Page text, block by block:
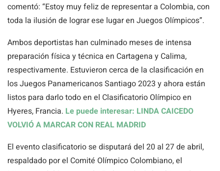
comentó: “Estoy muy feliz de representar a Colombia, con
toda la ilusión de lograr ese lugar en Juegos Olímpicos”.
Ambos deportistas han culminado meses de intensa
preparación física y técnica en Cartagena y Calima,
respectivamente. Estuvieron cerca de la clasificación en
los Juegos Panamericanos Santiago 2023 y ahora están
listos para darlo todo en el Clasificatorio Olímpico en
Hyeres, Francia. Le puede interesar: LINDA CAICEDO
VOLVIÓ A MARCAR CON REAL MADRID
El evento clasificatorio se disputará del 20 al 27 de abril,
respaldado por el Comité Olímpico Colombiano, el